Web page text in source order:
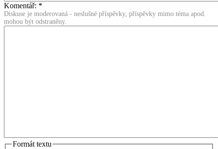
Komentář: *
Diskuse je moderovaná - neslušné příspěvky, příspěvky mimo téma apod.
mohou být odstraněny.
Formát textu